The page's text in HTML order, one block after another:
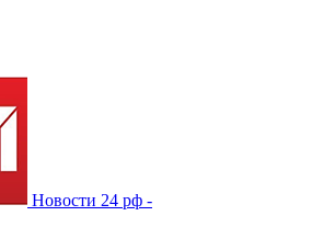
Новости 24 рф -